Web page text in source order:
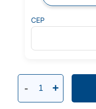
- +
CEP